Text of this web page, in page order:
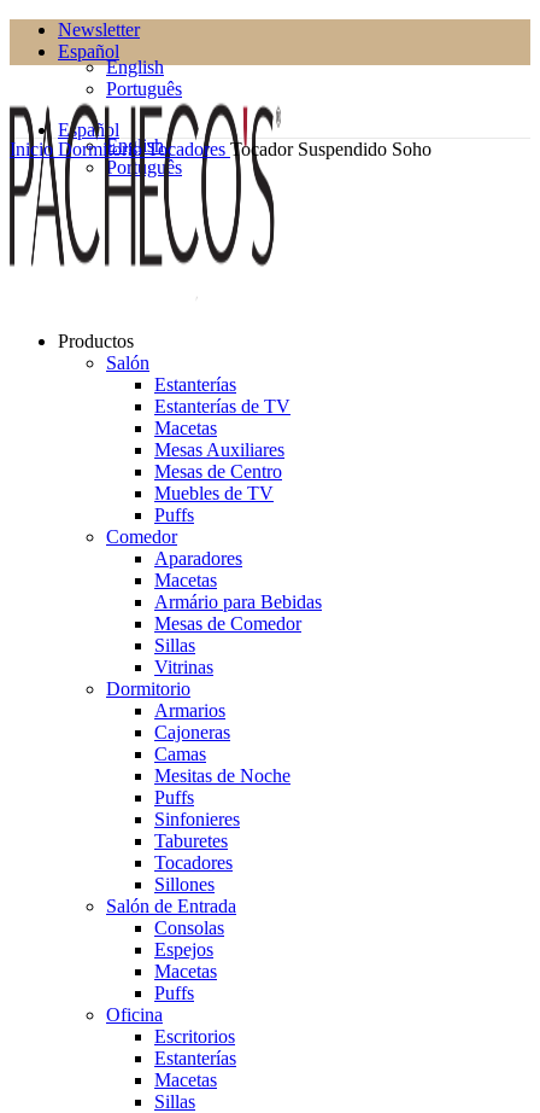
Newsletter
Español
English
Português
Español
English
Português
Productos
Salón
Estanterías
Estanterías de TV
Macetas
Mesas Auxiliares
Mesas de Centro
Muebles de TV
Puffs
Comedor
Aparadores
Macetas
Armário para Bebidas
Mesas de Comedor
Sillas
Vitrinas
Dormitorio
Armarios
Cajoneras
Camas
Mesitas de Noche
Puffs
Sinfonieres
Taburetes
Tocadores
Sillones
Salón de Entrada
Consolas
Espejos
Macetas
Puffs
Oficina
Escritorios
Estanterías
Macetas
Sillas
InicioDormitorioTocadores Tocador Suspendido Soho